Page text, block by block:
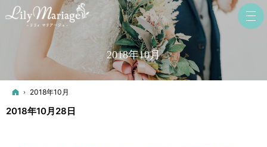
2018年10月
ホーム
2018年10月
2018年10月28日